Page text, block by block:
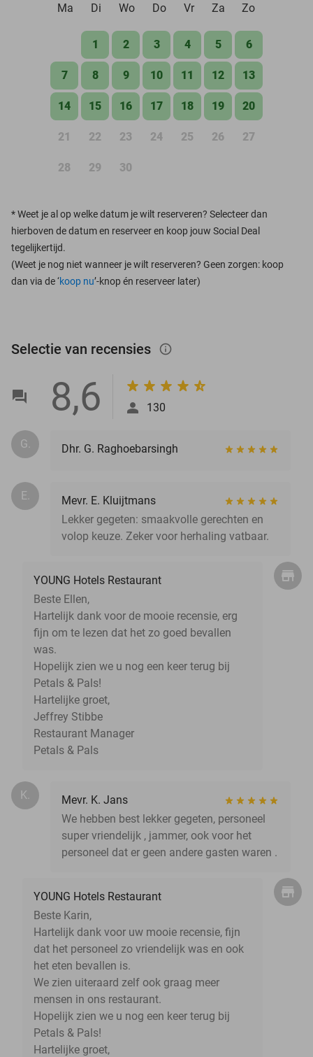
Ma
Di Wo Do Vr Za Zo
1 2 3 4 5 6
7 8 9 10 11 12 13
14 15 16 17 18 19 20
21 22 23 24 25 26 27
28 29 30
*Weet je al op welke datum je wilt reserveren? Selecteer dan
hierboven de datum en reserveer en koop jouw Social Deal
tegelijkertijd.
(Weet je nog niet wanneer je wilt reserveren? Geen zorgen: koop
dan via de ‘koop nu’-knop én reserveer later)
Selectie van recensies info_outlined
8,6 130
G. Dhr. G. Raghoebarsingh
E.
Mevr. E. Kluijtmans
Lekker gegeten: smaakvolle gerechten en
volop keuze. Zeker voor herhaling vatbaar.
YOUNG Hotels Restaurant
Beste Ellen,
Hartelijk dank voor de mooie recensie, erg
fijn om te lezen dat het zo goed bevallen
was.
Hopelijk zien we u nog een keer terug bij
Petals & Pals!
Hartelijke groet,
Jeffrey Stibbe
Restaurant Manager
Petals & Pals
K.
Mevr. K. Jans
We hebben best lekker gegeten, personeel
super vriendelijk , jammer, ook voor het
personeel dat er geen andere gasten waren .
YOUNG Hotels Restaurant
Beste Karin,
Hartelijk dank voor uw mooie recensie, fijn
dat het personeel zo vriendelijk was en ook
het eten bevallen is.
We zien uiteraard zelf ook graag meer
mensen in ons restaurant.
Hopelijk zien we u nog een keer terug bij
Petals & Pals!
Hartelijke groet,